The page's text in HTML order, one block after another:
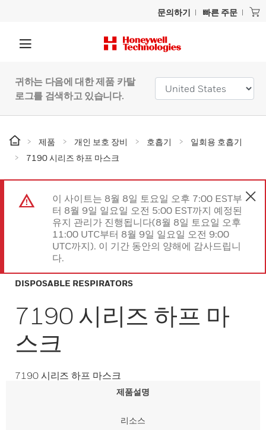
문의하기 빠른 주문
귀하는 다음에 대한 제품 카탈
로그를 검색하고 있습니다.
제품 개인 보호 장비 호흡기
일회용 호흡기
7190 시리즈 하프 마스크
이 사이트는 8월 8일 토요일 오후 7:00 EST부
터 8월 9일 일요일 오전 5:00 EST까지 예정된
유지 관리가 진행됩니다(8월 8일 토요일 오후
11:00 UTC부터 8월 9일 일요일 오전 9:00
UTC까지). 이 기간 동안의 양해에 감사드립니
다.
DISPOSABLE RESPIRATORS
7190 시리즈 하프 마
스크
7190 시리즈 하프 마스크
제품설명
리소스